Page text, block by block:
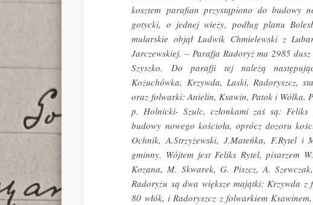
kosztem parafian przystąpiono do budowy
gotycki, o jednej wieży, podług planu
mularskie objął Ludwik Chmielewski z
Jarczewskiej. – Parafja Radoryż ma 2985
Szyszko. Do parafji tej należą
Kożuchówka, Krzywda, Laski, Radoryszcz,
oraz folwarki: Anielin, Ksawin, Patok i Wólka.
p. Holnicki- Szulc, członkami zaś są:
budowy nowego kościoła, oprócz dozoru
Ochnik, A.Strzyżewski, J.Mateńka, F.Rytel
gminny. Wójtem jest Feliks Rytel, pisarzem
Kozana, M. Skwarek, G. Piszcz, A.
Radoryżu są dwa większe majątki: Krzywda
80 włók, i Radoryszcz z folwarkiem